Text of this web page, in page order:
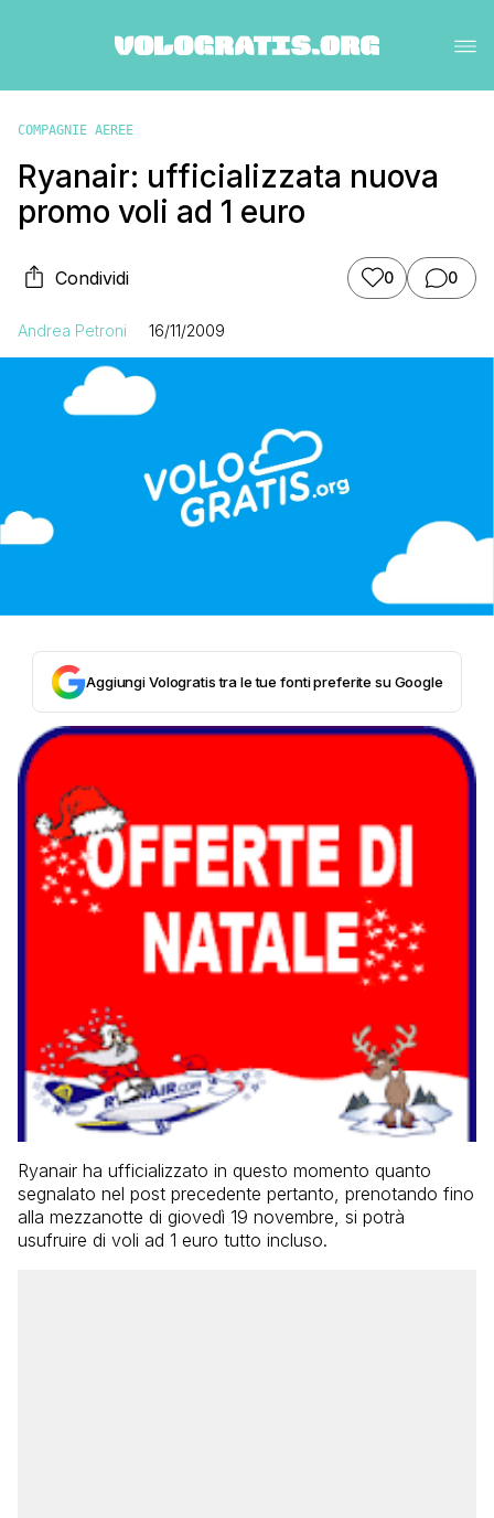
COMPAGNIE AEREE
Ryanair: ufficializzata nuova
promo voli ad 1 euro
Condividi 0 0
Andrea Petroni 16/11/2009
Aggiungi Vologratis tra le tue fonti preferite su Google
Ryanair ha ufficializzato in questo momento quanto
segnalato nel post precedente pertanto, prenotando fino
alla mezzanotte di giovedì 19 novembre, si potrà
usufruire di voli ad 1 euro tutto incluso.